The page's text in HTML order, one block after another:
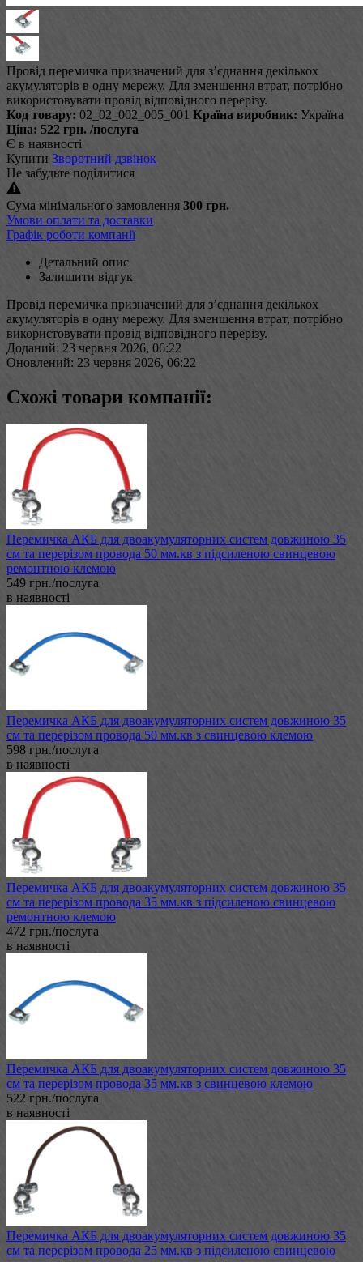
Провід перемичка призначений для з’єднання декількох
акумуляторів в одну мережу. Для зменшення втрат, потрібно
використовувати провід відповідного перерізу.
Код товару: 02_02_002_005_001 Країна виробник: Україна
Ціна: 522 грн. /послуга
Є в наявності
Купити Зворотний дзвінок
Не забудьте поділитися
Сума мінімального замовлення 300 грн.
Умови оплати та доставки
Графік роботи компанії
Детальний опис
Залишити відгук
Провід перемичка призначений для з’єднання декількох
акумуляторів в одну мережу. Для зменшення втрат, потрібно
використовувати провід відповідного перерізу.
Доданий: 23 червня 2026, 06:22
Оновлений: 23 червня 2026, 06:22
Схожі товари компанії:
Перемичка АКБ для двоакумуляторних систем довжиною 35
см та перерізом провода 50 мм.кв з підсиленою свинцевою
ремонтною клемою
549 грн./послуга
в наявності
Перемичка АКБ для двоакумуляторних систем довжиною 35
см та перерізом провода 50 мм.кв з свинцевою клемою
598 грн./послуга
в наявності
Перемичка АКБ для двоакумуляторних систем довжиною 35
см та перерізом провода 35 мм.кв з підсиленою свинцевою
ремонтною клемою
472 грн./послуга
в наявності
Перемичка АКБ для двоакумуляторних систем довжиною 35
см та перерізом провода 35 мм.кв з свинцевою клемою
522 грн./послуга
в наявності
Перемичка АКБ для двоакумуляторних систем довжиною 35
см та перерізом провода 25 мм.кв з підсиленою свинцевою